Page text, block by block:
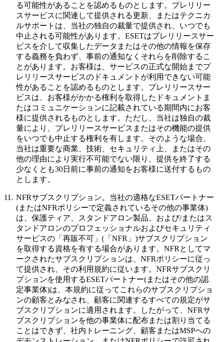
る可能性があることを認めるものとします。プレリリー
スサービスに関連して提供される更新、またはテクニカ
ルサポートは、当社の独自の裁量で提供され、いつでも
中止される可能性があります。ESETはプレリリースサー
ビスを介して収集したデータまたはその他の情報を保存
する義務を負わず、事前の通知なくそれらを削除するこ
とがあります。お客様は、サービスの正式な開始までプ
レリリースサービスのドキュメントが利用できない可能
性があることを認めるものとします。プレリリースサー
ビスは、お客様がかかる権利を取得したドキュメントま
たはコミュニケーションに記載されている期間内にお客
様に提供されるものとします。ただし、当社は独自の裁
量により、プレリリースサービスまたはその機能の提供
をいつでも中止する権利を有します。そのような場合、
当社は重要な商業、技術、セキュリティ上、またはその
他の理由により実行不可能でない限り、提供を終了する
少なくとも30日前に事前の通知をお客様に送付するもの
とします。
11. NFRサブスクリプション。 当社の適格なESETパートナー
(またはNFRポリシーで定義されているその他の事業体)
は、保護ティア、スタンドアロン製品、および/またはス
タンドアロンのプロフェッショナルおよびセキュリティ
サービスの「再販不可」(「 NFR 」)サブスクリプション
を取得する資格を有する場合があります。NFRとしてマ
ークされたサブスクリプションは、NFRポリシーに従っ
て提供され、その利用規約に従います。NFRサブスクリ
プションを使用するESETパートナー(またはその他の認
定事業体)は、本規約に従ってこれらのサブスクリプショ
ンの顧客とみなされ、顧客に関連するすべての規定がサ
ブスクリプションに適用されます。したがって、NFRサ
ブスクリプションを他の事業体に配布または割り当てる
ことはできず、社内トレーニング、顧客またはMSPへの